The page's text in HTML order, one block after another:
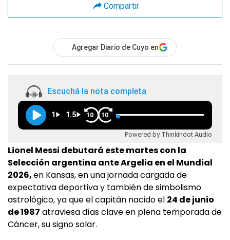
Compartir
Agregar Diario de Cuyo en
Escuchá la nota completa
1 1.5 10 10
Powered by Thinkindot Audio
Lionel Messi debutará este martes con la
Selección argentina ante Argelia en el Mundial
2026,en Kansas, en una jornada cargada de
expectativa deportiva y también de simbolismo
astrológico, ya que el capitán nacido el 24 de junio
de 1987 atraviesa días clave en plena temporada de
Cáncer, su signo solar.